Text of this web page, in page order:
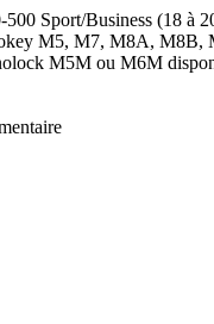
Sport/Business (18 à
M5, M7, M8A,
M5M ou M6M